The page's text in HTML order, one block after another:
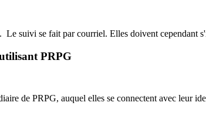
. Le suivi se fait par courriel. Elles doivent cependant
PRPG
de PRPG, auquel elles se connectent avec leur